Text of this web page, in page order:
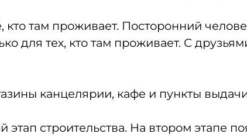
там проживает. Посторонний
для тех, кто там проживает. С
канцелярии, кафе и пункты
строительства. На втором этапе